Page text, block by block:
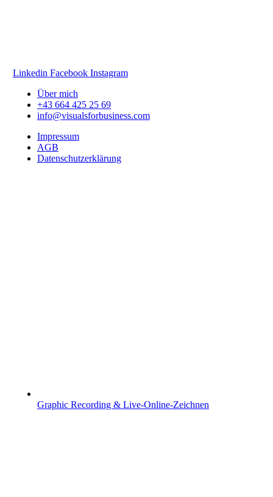
Linkedin Facebook Instagram
Über mich
+43 664 425 25 69
info@visualsforbusiness.com
Impressum
AGB
Datenschutzerklärung
Graphic Recording & Live-Online-Zeichnen